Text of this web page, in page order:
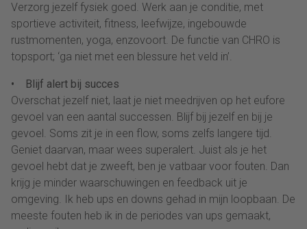
Verzorg jezelf fysiek goed. Werk aan je conditie, met
sportieve activiteit, fitness, leefwijze, ingebouwde
rustmomenten, yoga, enzovoort. De functie van CHRO is
topsport; ‘ga niet met een blessure het veld in’.
• Blijf alert bij succes
Overschat jezelf niet, laat je niet meedrijven op het eufore
gevoel van een aantal successen. Blijf bij jezelf en bij je
gevoel. Soms zit je in een flow, soms zelfs langere tijd.
Geniet daarvan, maar wees superalert. Juist als je het
gevoel hebt dat je zweeft, ben je vatbaar voor fouten. Dan
krijg je minder waarschuwingen en feedback uit je
omgeving. Ik heb ups en downs gehad in mijn loopbaan. De
meeste fouten heb ik in de periodes van ups gemaakt,